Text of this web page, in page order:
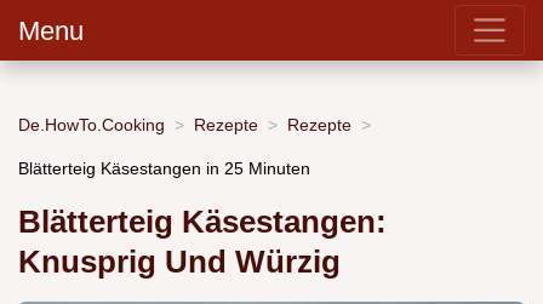
Menu
De.HowTo.Cooking Rezepte Rezepte
Blätterteig Käsestangen in 25 Minuten
Blätterteig Käsestangen:
Knusprig Und Würzig